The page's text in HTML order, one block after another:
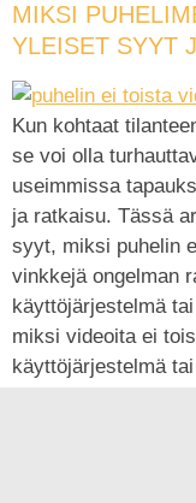
MIKSI
YLEISET SYYT
Kun kohtaat
se voi olla
useimmissa
ja ratkaisu. Tässä
syyt, miksi puhelin
vinkkejä ongelman
käyttöjärjestelmä
miksi videoita ei
käyttöjärjestelmä